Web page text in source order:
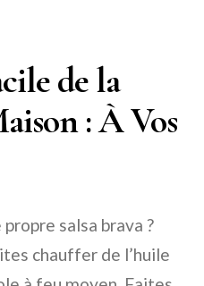
de la
: À Vos
salsa brava ?
chauffer de l’huile